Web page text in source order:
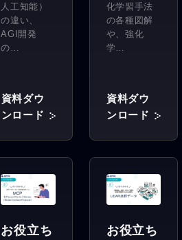
人工知能）
の違い、
AGI開発
の…
資料ダウ
ンロード
化学習手法
の各種図解
や、強化
学…
資料ダウ
ンロード
お役立ち
お役立ち